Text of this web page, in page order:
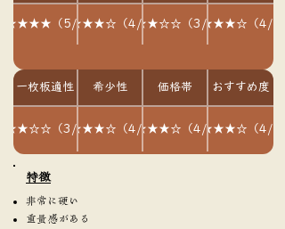
（5/5）
★★★★☆（4/5）★★★☆☆（3/5）★★★★☆（4/5
一枚板適性 希少性 価格帯 おすすめ度
（3/5）
★★★★☆（4/5）★★★★☆（4/5）★★★★☆（4/5
​特徴
非常に硬い
重量感がある